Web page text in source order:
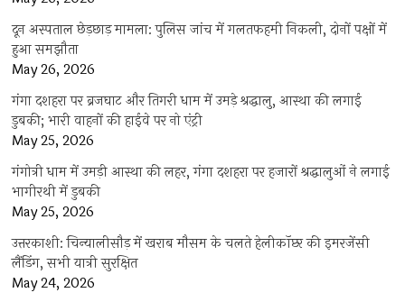
दून अस्पताल छेड़छाड़ मामला: पुलिस जांच में गलतफहमी निकली, दोनों पक्षों में
हुआ समझौता
May 26, 2026
गंगा दशहरा पर ब्रजघाट और तिगरी धाम में उमड़े श्रद्धालु, आस्था की लगाई
डुबकी; भारी वाहनों की हाईवे पर नो एंट्री
May 25, 2026
गंगोत्री धाम में उमड़ी आस्था की लहर, गंगा दशहरा पर हजारों श्रद्धालुओं ने लगाई
भागीरथी में डुबकी
May 25, 2026
उत्तरकाशी: चिन्यालीसौड़ में खराब मौसम के चलते हेलीकॉप्टर की इमरजेंसी
लैंडिंग, सभी यात्री सुरक्षित
May 24, 2026